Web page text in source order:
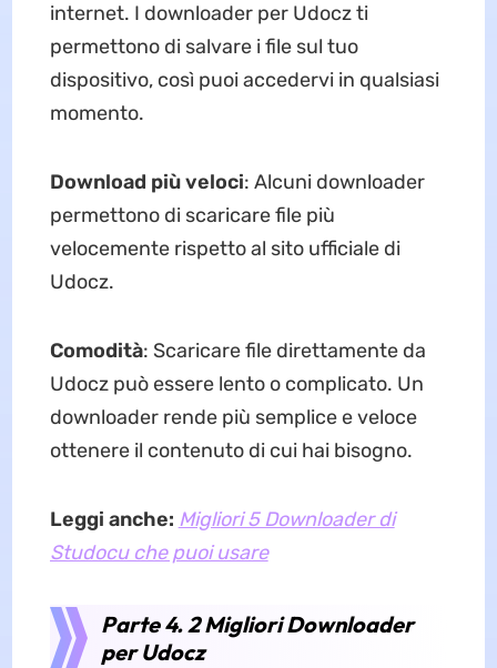
internet. I downloader per Udocz ti
permettono di salvare i file sul tuo
dispositivo, così puoi accedervi in qualsiasi
momento.
Download più veloci: Alcuni downloader
permettono di scaricare file più
velocemente rispetto al sito ufficiale di
Udocz.
Comodità: Scaricare file direttamente da
Udocz può essere lento o complicato. Un
downloader rende più semplice e veloce
ottenere il contenuto di cui hai bisogno.
Leggi anche: Migliori 5 Downloader di
Studocu che puoi usare
Parte 4. 2 Migliori Downloader
per Udocz